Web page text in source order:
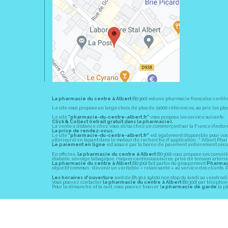
La pharmacie du centre à Albert(80300) est une pharmacie française
Le site vous propose un large choix de plus de 11000 références, au prix les
Le site "pharmacie-du-centre-albert.fr" vous propose les service suivants :
Click & Collect (retrait gratuit dans la pharmacie).
La vente à distance chez vous et/ou chez un commerçant sur la France
La prise de rendez-vous.
Le site "pharmacie-du-centre-albert.fr" est également disponible pour vos
ultérieure) en tapant dans le moteur de recherche d' application : " Albert
Le paiement en ligne est assuré par la borne de paiement entièrement
En officine, la pharmacie du centre à Albert(80300) vous propose ses
diabète, sevrage tabagique, risques cardiovasculaires, prise de tension
La pharmacie du centre à Albert(80300) fait partie du groupement
objectif commun : devenir un véritable « relais santé » au service des clients.
Les horaires d'ouverture sont de 8h30 à 19h00 non stop du lundi au
Vous pouvez contacter la pharmacie du centre à Albert(80300) par
Pour le dimanche et la nuit, vous pouvez trouver la pharmacie de garde la